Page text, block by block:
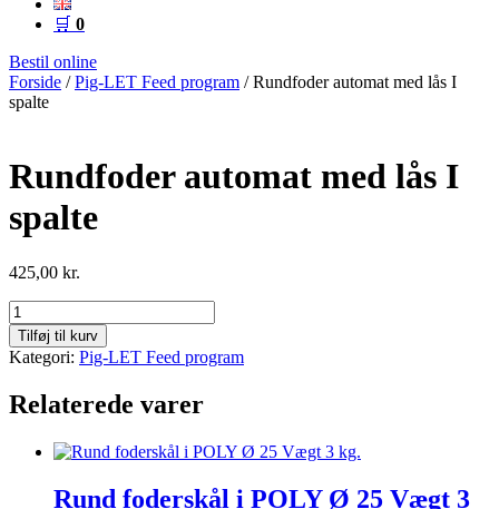
🛒 0
Bestil online
Forside /Pig-LET Feed program / Rundfoder automat med lås I
spalte
Rundfoder automat med lås I
spalte
425,00 kr.
Rundfoder
automat
med
lås
spalte
Tilføj til kurv
Kategori: Pig-LET Feed program
Relaterede varer
Rund foderskål i POLY Ø 25 Vægt 3